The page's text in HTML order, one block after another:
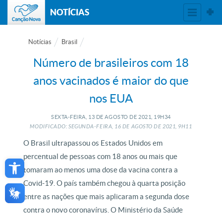
Open toolbar
NOTÍCIAS
Notícias Brasil
Número de brasileiros com 18
anos vacinados é maior do que
nos EUA
SEXTA-FEIRA, 13 DE AGOSTO DE 2021, 19H34
MODIFICADO: SEGUNDA-FEIRA, 16 DE AGOSTO DE2021, 9H11
O Brasil ultrapassou os Estados Unidos em
percentual de pessoas com 18 anos ou mais que
tomaram ao menos uma dose da vacina contra a
Covid-19. O país também chegou à quarta posição
entre as nações que mais aplicaram a segunda dose
contra o novo coronavírus. O Ministério da Saúde